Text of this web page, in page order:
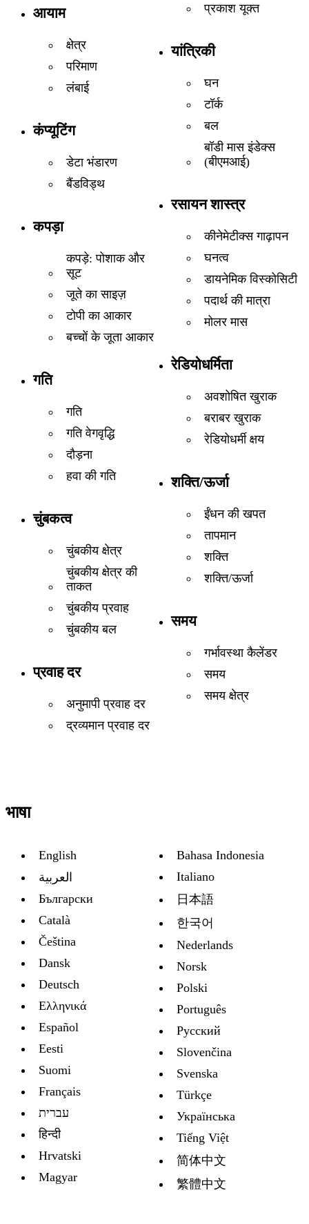
आयाम
क्षेत्र
परिमाण
लंबाई
कंप्यूटिंग
डेटा भंडारण
बैंडविड्थ
कपड़ा
कपड़े: पोशाक और
सूट
जूते का साइज़
टोपी का आकार
बच्चों के जूता आकार
गति
गति
गति वेगवृद्धि
दौड़ना
हवा की गति
चुंबकत्व
चुंबकीय क्षेत्र
चुंबकीय क्षेत्र की
ताकत
चुंबकीय प्रवाह
चुंबकीय बल
प्रवाह दर
अनुमापी प्रवाह दर
द्रव्यमान प्रवाह दर
प्रकाश यूक्त
यांत्रिकी
घन
टॉर्क
बल
बॉडी मास इंडेक्स
(बीएमआई)
रसायन शास्त्र
कीनेमेटीक्स गाढ़ापन
घनत्व
डायनेमिक विस्कोसिटी
पदार्थ की मात्रा
मोलर मास
रेडियोधर्मिता
अवशोषित खुराक
बराबर खुराक
रेडियोधर्मी क्षय
शक्ति/ऊर्जा
ईंधन की खपत
तापमान
शक्ति
शक्ति/ऊर्जा
समय
गर्भावस्था कैलेंडर
समय
समय क्षेत्र
भाषा
English
العربية
Български
Català
Čeština
Dansk
Deutsch
Ελληνικά
Español
Eesti
Suomi
Français
עברית
हिन्दी
Hrvatski
Magyar
Bahasa Indonesia
Italiano
日本語
한국어
Nederlands
Norsk
Polski
Português
Русский
Slovenčina
Svenska
Türkçe
Украïнська
Tiếng Việt
简体中文
繁體中文